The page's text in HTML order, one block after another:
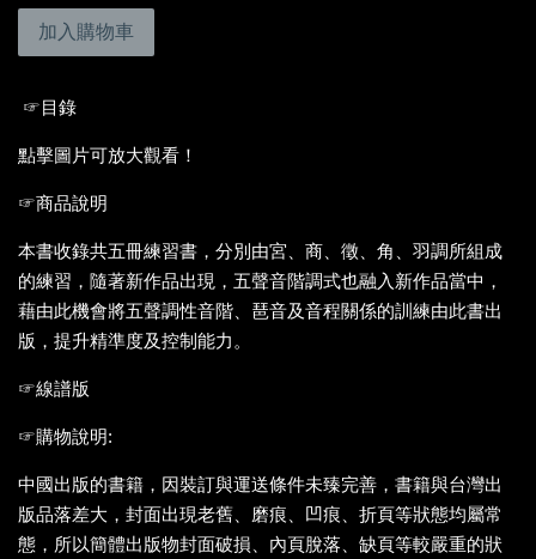
加入購物車
☞目錄
點擊圖片可放大觀看！
☞商品說明
本書收錄共五冊練習書，分別由宮、商、徵、角、羽調所組成
的練習，隨著新作品出現，五聲音階調式也融入新作品當中，
藉由此機會將五聲調性音階、琶音及音程關係的訓練由此書出
版，提升精準度及控制能力。
☞線譜版
☞購物說明:
中國出版的書籍，因裝訂與運送條件未臻完善，書籍與台灣出
版品落差大，封面出現老舊、磨痕、凹痕、折頁等狀態均屬常
態，所以簡體出版物封面破損、內頁脫落、缺頁等較嚴重的狀